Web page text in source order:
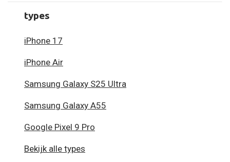
types
iPhone 17
iPhone Air
Samsung Galaxy S25 Ultra
Samsung Galaxy A55
Google Pixel 9 Pro
Bekijk alle types